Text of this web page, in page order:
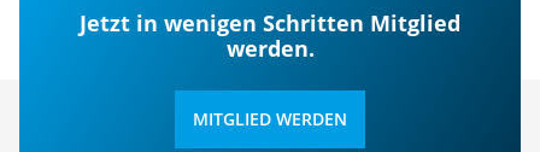
Jetzt in wenigen Schritten Mitglied
werden.
MITGLIED WERDEN